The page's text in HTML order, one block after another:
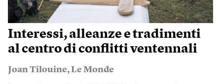
Interessi, alleanze e tradimenti
al centro di conflitti ventennali
Joan Tilouine,Le Monde